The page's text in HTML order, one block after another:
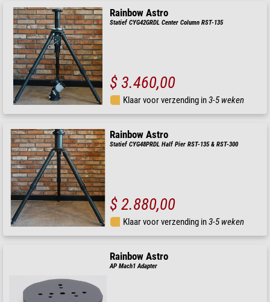
Rainbow Astro
Statief CYG42GRDL Center Column RST-135
$ 3.460,00
Klaar voor verzending in3-5 weken
Rainbow Astro
Statief CYG48PRDL Half Pier RST-135 & RST-300
$ 2.880,00
Klaar voor verzending in3-5 weken
Rainbow Astro
AP Mach1 Adapter